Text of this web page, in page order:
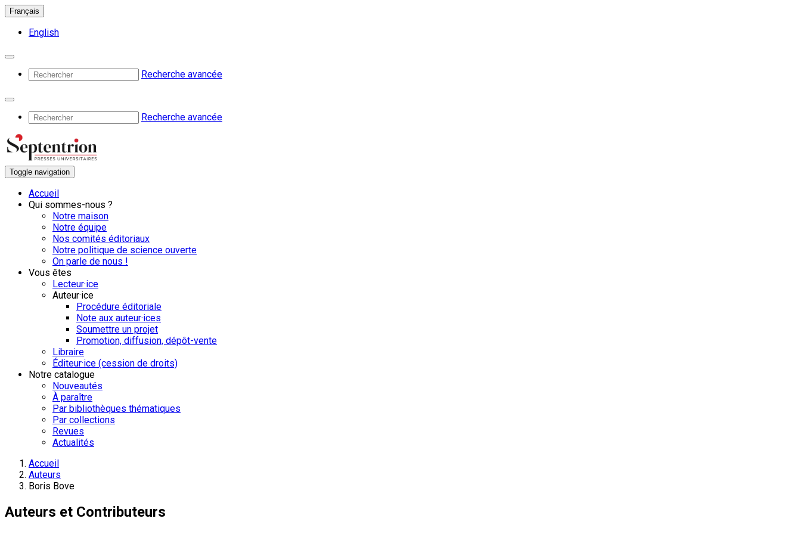
Français
English
Recherche avancée
Recherche avancée
Toggle navigation
Accueil
Qui sommes-nous ?
Notre maison
Notre équipe
Nos comités éditoriaux
Notre politique de science ouverte
On parle de nous !
Vous êtes
Lecteur·ice
Auteur·ice
Procédure éditoriale
Note aux auteur·ices
Soumettre un projet
Promotion, diffusion, dépôt-vente
Libraire
Éditeur·ice (cession de droits)
Notre catalogue
Nouveautés
À paraître
Par bibliothèques thématiques
Par collections
Revues
Actualités
Accueil
Auteurs
Boris Bove
Auteurs et Contributeurs